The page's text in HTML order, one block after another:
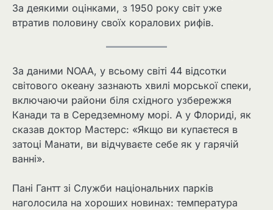
За деякими оцінками, з 1950 року світ уже
втратив половину своїх коралових рифів.
За даними NOAA, у всьому світі 44 відсотки
світового океану зазнають хвилі морської спеки,
включаючи райони біля східного узбережжя
Канади та в Середземному морі. А у Флориді, як
сказав доктор Мастерс: «Якщо ви купаєтеся в
затоці Манати, ви відчуваєте себе як у гарячій
ванні».
Пані Гантт зі Служби національних парків
наголосила на хороших новинах: температура